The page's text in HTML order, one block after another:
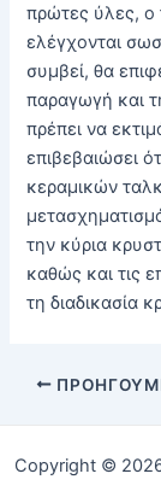
πρώτες ύλες, ο
ελέγχονται
συμβεί, θα
παραγωγή και
πρέπει να
επιβεβαιώσει
κεραμικών
την κύρια
καθώς και τις
τη διαδικασία
Δημοσίευση
Copyright ©